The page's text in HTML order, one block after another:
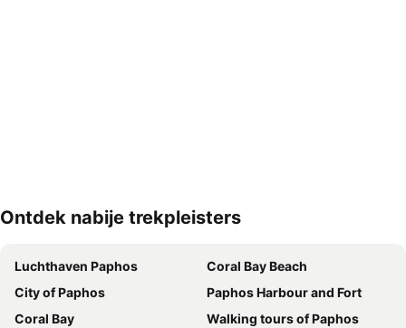
Kaart uitvouwen
Ontdek nabije trekpleisters
Luchthaven Paphos
Coral Bay Beach
City of Paphos
Paphos Harbour and Fort
Coral Bay
Walking tours of Paphos